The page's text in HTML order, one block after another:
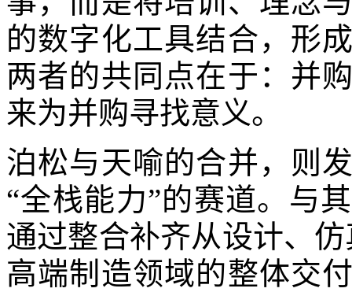
的数字化工具结合，形
两者的共同点在于：并
来为并购寻找意义。
泊松与天喻的合并，则
“全栈能力”的赛道。与
通过整合补齐从设计、
高端制造领域的整体交